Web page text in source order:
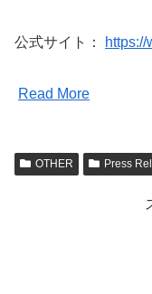
公式サイト： https://
Read More
OTHER Press